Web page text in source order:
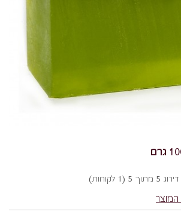
גרם
דירוג 5 מתוך 5 (1 לקוחות)
המוצר